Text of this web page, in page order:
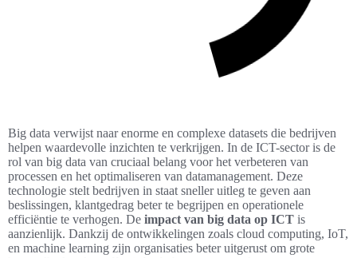
Big data verwijst naar enorme en complexe datasets die bedrijven
helpen waardevolle inzichten te verkrijgen. In de ICT-sector is de
rol van big data van cruciaal belang voor het verbeteren van
processen en het optimaliseren van datamanagement. Deze
technologie stelt bedrijven in staat sneller uitleg te geven aan
beslissingen, klantgedrag beter te begrijpen en operationele
efficiëntie te verhogen. De impact van big data op ICT is
aanzienlijk. Dankzij de ontwikkelingen zoals cloud computing, IoT,
en machine learning zijn organisaties beter uitgerust om grote